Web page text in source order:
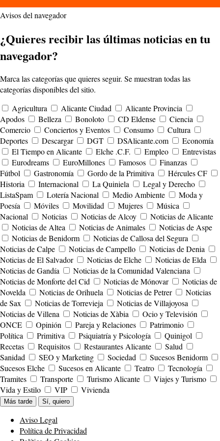
Avisos del navegador
¿Quieres recibir las últimas noticias en tu
navegador?
Marca las categorías que quieres seguir. Se muestran todas las
categorías disponibles del sitio.
Agricultura
Alicante Ciudad
Alicante Provincia
Apodos
Belleza Bonoloto CD Eldense
Ciencia
Comercio
Conciertos y Eventos Consumo
Cultura
Deportes
Descargar DGT DSAlicante.com
Economía
El Tiempo en Alicante
Elche .C.F. Empleo
Entrevistas
Eurodreams
EuroMillones Famosos
Finanzas
Fútbol
Gastronomía Gordo de la Primitiva
Hércules CF
Historia
Internacional La Quiniela
Legal y Derecho
ListaSpam
Lotería Nacional Medio Ambiente
Moda y
Poesía
Móviles Movilidad Mujeres
Música
Nacional
Noticias Noticias de Alcoy
Noticias de Alicante
Noticias de Altea
Noticias de Animales
Noticias de Aspe
Noticias de Benidorm
Noticias de Callosa del Segura
Noticias de Calpe
Noticias de Campello
Noticias de Denia
Noticias de El Salvador
Noticias de Elche
Noticias de Elda
Noticias de Gandía
Noticias de la Comunidad Valenciana
Noticias de Monforte del Cid
Noticias de Mónovar
Noticias de
Novelda
Noticias de Orihuela Noticias de Petrer
Noticias
de Sax
Noticias de Torrevieja
Noticias de Villajoyosa
Noticias de Villena
Noticias de Xàbia
Ocio y Televisión
ONCE
Opinión Pareja y Relaciones
Patrimonio
Política
Primitiva Psiquiatría y Psicología
Quinigol
Recetas
Requisitos Restaurantes Alicante
Salud
Sanidad
SEO y Marketing Sociedad
Sucesos Benidorm
Sucesos Elche
Sucesos en Alicante Teatro
Tecnología
Tramites
Transporte Turismo Alicante
Viajes y Turismo
Vida y Estilo
VIP Vivienda
Más tarde Sí, quiero
Aviso Legal
Política de Privacidad